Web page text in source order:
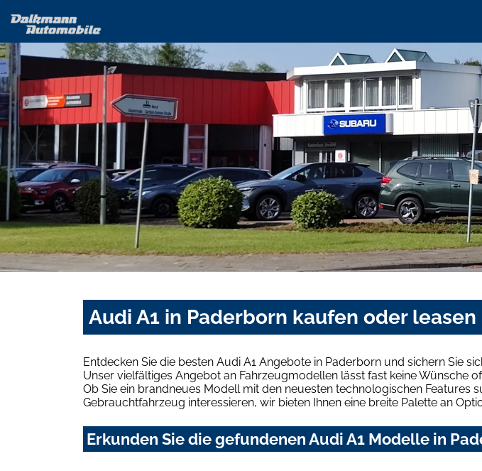
Audi A1 in Paderborn kaufen oder leasen
Entdecken Sie die besten Audi A1 Angebote in Paderborn und sichern Sie
Unser vielfältiges Angebot an Fahrzeugmodellen lässt fast keine Wünsche
Ob Sie ein brandneues Modell mit den neuesten technologischen
Gebrauchtfahrzeug interessieren, wir bieten Ihnen eine breite Palette an
Erkunden Sie die gefundenen Audi A1 Modelle in